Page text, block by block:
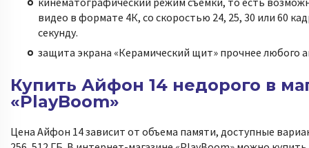
видео в формате 4К, со скоростью 24, 25, 30 или 60
секунду.
защита экрана «Керамический щит» прочнее любого
Купить Айфон 14 недорого в
«PlayBoom»
Цена Айфон 14 зависит от объема памяти, доступные